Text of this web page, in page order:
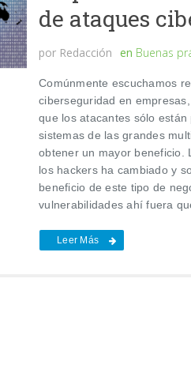
de ataques
por Redacción en Buenas
Comúnmente escuchamos
ciberseguridad en
que los atacantes sólo
sistemas de las grandes
obtener un mayor beneficio.
los hackers ha cambiado y
beneficio de este tipo de
vulnerabilidades ahí fuera
Leer Más